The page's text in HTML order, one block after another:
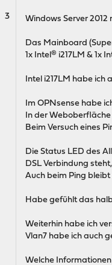
3
Windows Server 2012
Das Mainboard
1x Intel® i217LM & 1x
Intel i217LM habe ich
Im OPNsense habe
In der Weboberfläche
Beim Versuch eines
Die Status LED des
DSL Verbindung
Auch beim Ping bleibt
Habe gefühlt das
Weiterhin habe ich
Vlan7 habe ich auch
Welche